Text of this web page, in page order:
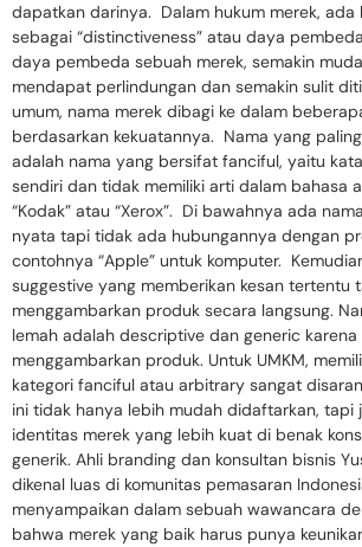
dapatkan darinya. Dalam hukum merek, ada
sebagai “distinctiveness” atau daya
daya pembeda sebuah merek, semakin
mendapat perlindungan dan semakin sulit
umum, nama merek dibagi ke dalam
berdasarkan kekuatannya. Nama yang
adalah nama yang bersifat fanciful, yaitu
sendiri dan tidak memiliki arti dalam bahasa
“Kodak” atau “Xerox”. Di bawahnya ada
nyata tapi tidak ada hubungannya dengan
contohnya “Apple” untuk komputer.
suggestive yang memberikan kesan tertentu
menggambarkan produk secara langsung.
lemah adalah descriptive dan generic
menggambarkan produk. Untuk UMKM,
kategori fanciful atau arbitrary sangat
ini tidak hanya lebih mudah didaftarkan, tapi
identitas merek yang lebih kuat di benak
generik. Ahli branding dan konsultan bisnis
dikenal luas di komunitas pemasaran
menyampaikan dalam sebuah wawancara
bahwa merek yang baik harus punya